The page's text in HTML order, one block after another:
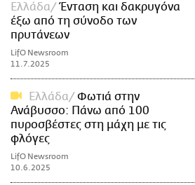
Ελλάδα
Ένταση και δακρυγόνα
έξω από τη σύνοδο των
πρυτάνεων
LifO Newsroom
11.7.2025
Ελλάδα
Φωτιά στην
Ανάβυσσο: Πάνω από 100
πυροσβέστες στη μάχη με τις
φλόγες
LifO Newsroom
10.6.2025